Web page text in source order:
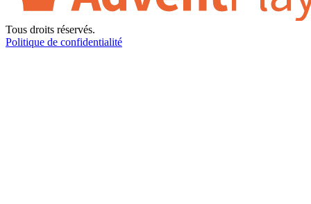
Tous droits réservés.
Politique de confidentialité